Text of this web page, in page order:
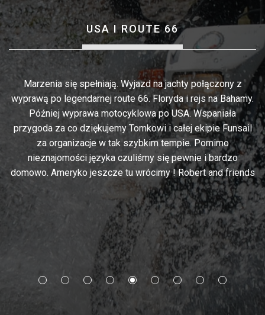
USA I ROUTE 66
Marzenia się spełniają. Wyjazd na jachty połączony z
wyprawą po legendarnej route 66. Floryda i rejs na Bahamy.
Później wyprawa motocyklowa po USA. Wspaniała
przygoda za co dziękujemy Tomkowi i całej ekipie Funsail
za organizacje w tak szybkim tempie. Pomimo
nieznajomości języka czuliśmy się pewnie i bardzo
domowo. Ameryko jeszcze tu wrócimy ! Robert and friends